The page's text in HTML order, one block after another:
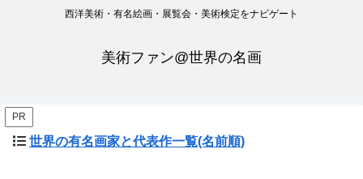
西洋美術・有名絵画・展覧会・美術検定をナビゲート
美術ファン@世界の名画
PR
世界の有名画家と代表作一覧(名前順)